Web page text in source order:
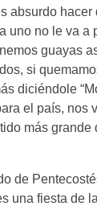
absurdo hacer
uno no le va a
guayas
si
diciéndole
el país, nos
más grande
de
una fiesta de